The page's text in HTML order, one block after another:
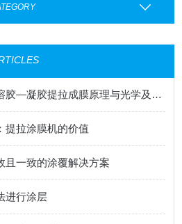
浸渍提拉镀膜机——溶胶—凝胶提拉成膜原理与光学及功能涂层应用
提拉涂膜机的价值
且一致的涂覆解决方案
进行涂层